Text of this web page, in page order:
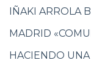
IÑAKI ARROLA
MADRID
HACIENDO